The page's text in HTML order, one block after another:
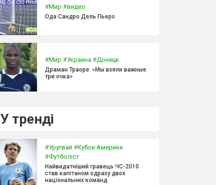
#Мир #видео
Ода Сандро Дель Пьеро
#Мир #Украина #Донецк
Драман Траоре: «Мы взяли важные
три очка»
У тренді
#Уругвай #Кубок Америки
#Футболіст
Найвидатніший гравець ЧС-2010
став капітаном одразу двох
національних команд.